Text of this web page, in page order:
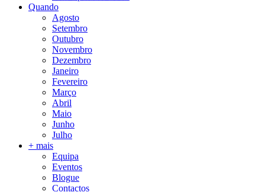
Quando
Agosto
Setembro
Outubro
Novembro
Dezembro
Janeiro
Fevereiro
Março
Abril
Maio
Junho
Julho
+ mais
Equipa
Eventos
Blogue
Contactos